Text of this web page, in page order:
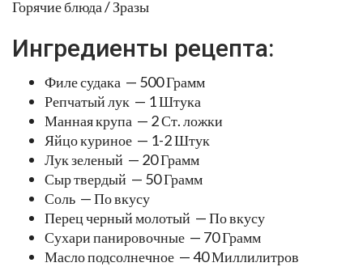
Горячие блюда / Зразы
Ингредиенты рецепта:
Филе судака — 500 Грамм
Репчатый лук — 1 Штука
Манная крупа — 2 Ст. ложки
Яйцо куриное — 1-2 Штук
Лук зеленый — 20 Грамм
Сыр твердый — 50 Грамм
Соль — По вкусу
Перец черный молотый — По вкусу
Сухари панировочные — 70 Грамм
Масло подсолнечное — 40 Миллилитров